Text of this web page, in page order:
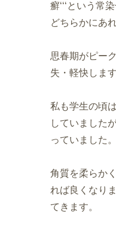
癬‘‘‘という常
どちらかにあ
思春期がピー
失・軽快します
私も学生の頃
していました
っていました。
角質を柔らか
れば良くなり
てきます。